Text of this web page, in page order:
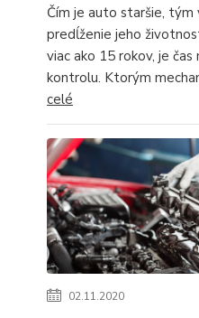
Čím je auto staršie, tým
predĺženie jeho
viac ako 15 rokov, je čas
kontrolu. Ktorým
celé
02.11.2020